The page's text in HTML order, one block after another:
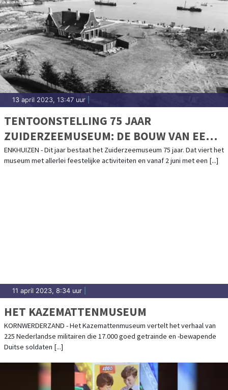
13 april 2023, 13:47 uur
TENTOONSTELLING 75 JAAR
ZUIDERZEEMUSEUM: DE BOUW VAN EEN
BUITENGEWOON BIJZONDER
MUSEUMDORP
ENKHUIZEN - Dit jaar bestaat het Zuiderzeemuseum 75 jaar. Dat viert het
museum met allerlei feestelijke activiteiten en vanaf 2 juni met een [...]
11 april 2023, 8:34 uur
HET KAZEMATTENMUSEUM
KORNWERDERZAND - Het Kazemattenmuseum vertelt het verhaal van
225 Nederlandse militairen die 17.000 goed getrainde en -bewapende
Duitse soldaten [...]